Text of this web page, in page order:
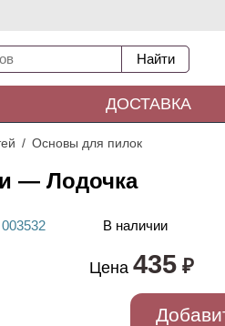
ДОСТАВКА
Основы для пилок
— Лодочка
3532 В наличии
Цена 435 ₽